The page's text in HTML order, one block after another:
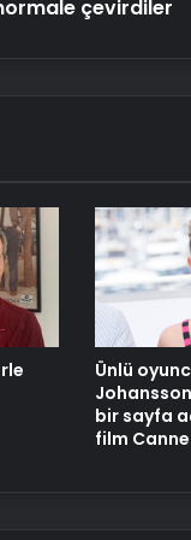
çevirdiler
Ünlü
bir sayfa
film